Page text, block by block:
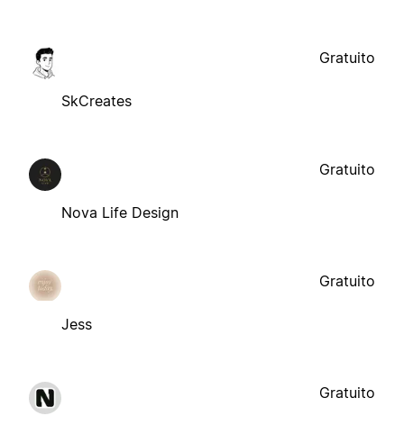
SkCreates
Gratuito
Nova Life Design
Gratuito
Jess
Gratuito
Gratuito